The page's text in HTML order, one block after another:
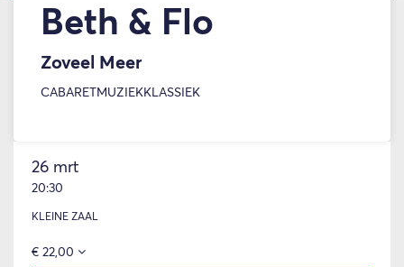
Beth & Flo
Zoveel Meer
CABARET MUZIEKKLASSIEK
26 mrt
20:30
KLEINE ZAAL
€ 22,00